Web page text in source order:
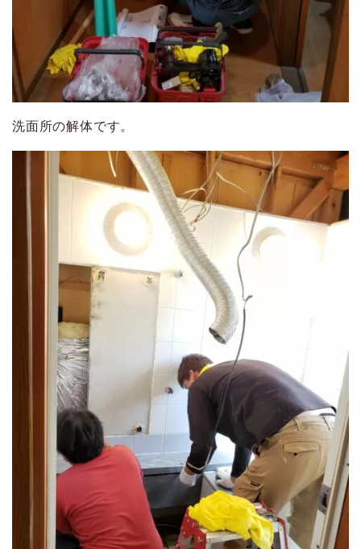
洗面所の解体です。